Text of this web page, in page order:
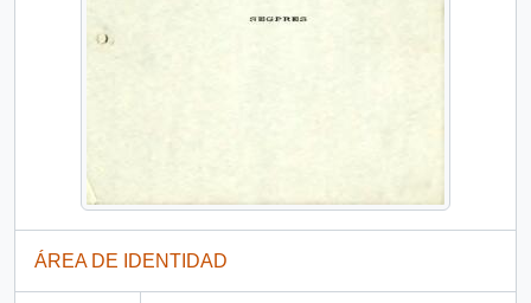
ÁREA DE IDENTIDAD